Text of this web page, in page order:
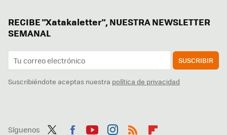
RECIBE "Xatakaletter", NUESTRA NEWSLETTER
SEMANAL
SUSCRIBIR
Suscribiéndote aceptas nuestra política de privacidad
Síguenos